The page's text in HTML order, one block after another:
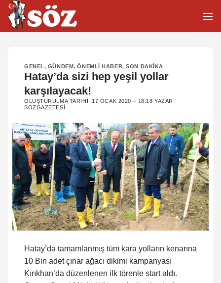
İçeriğe
atla
GENEL, GÜNDEM,ÖNEMLI HABER,SON DAKIKA
Hatay’da sizi hep yeşil yollar
karşılayacak!
OLUŞTURULMA TARIHI: 17 OCAK 2020 – 18:18 YAZAR:
SOZGAZETESI
Hatay’da tamamlanmış tüm kara yolların kenarına
10 Bin adet çınar ağacı dikimi kampanyası
Kırıkhan’da düzenlenen ilk törenle start aldı.